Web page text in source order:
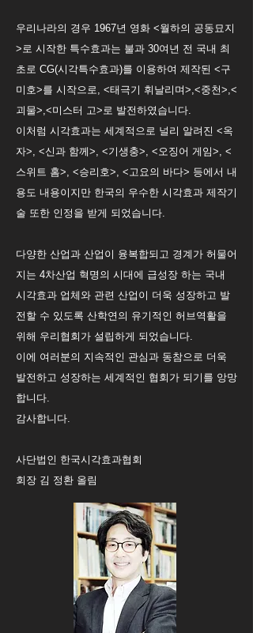
우리나라의 경우 1967년 영화 <월하의 공동묘지
>로 시작한 특수효과는 불과 30여년 전 국내 최
초로 CG(시각특수효과)를 이용하여 제작된 <구
미호>를 시작으로, <태극기 휘날리며>,<중천>,<
괴물>,<미스터 고>로 발전하였습니다.
이처럼 시각효과는 세계적으로 널리 알려진 <옥
자>, <신과 함께>, <기생충>, <오징어 게임>, <
스위트 홈>, <승리호>, <고요의 바다> 등에서 내
용도 내용이지만 한국의 우수한 시각효과 제작기
술 또한 인정을 받게 되었습니다.
다양한 산업과 산업이 융복합되고 경계가 허물어
지는 4차산업 혁명의 시대에 급성장 하는 국내
시각효과 업체와 관련 산업이 더욱 성장하고 발
전할 수 있도록 산학연의 유기적인 허브역활을
위해 우리협회가 설립하게 되었습니다.
이에 여러분의 지속적인 관심과 동참으로 더욱
발전하고 성장하는 세계적인 협회가 되기를 앙망
합니다.
감사합니다.
사단법인 한국시각효과협회
회장 김 정환 올림